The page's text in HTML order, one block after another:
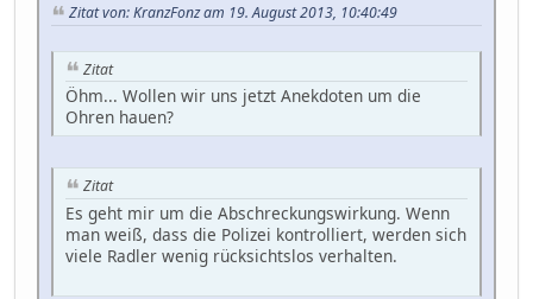
Zitat von: KranzFonz am 19. August 2013, 10:40:49
Zitat
Öhm... Wollen wir uns jetzt Anekdoten um die
Ohren hauen?
Zitat
Es geht mir um die Abschreckungswirkung. Wenn
man weiß, dass die Polizei kontrolliert, werden sich
viele Radler wenig rücksichtslos verhalten.